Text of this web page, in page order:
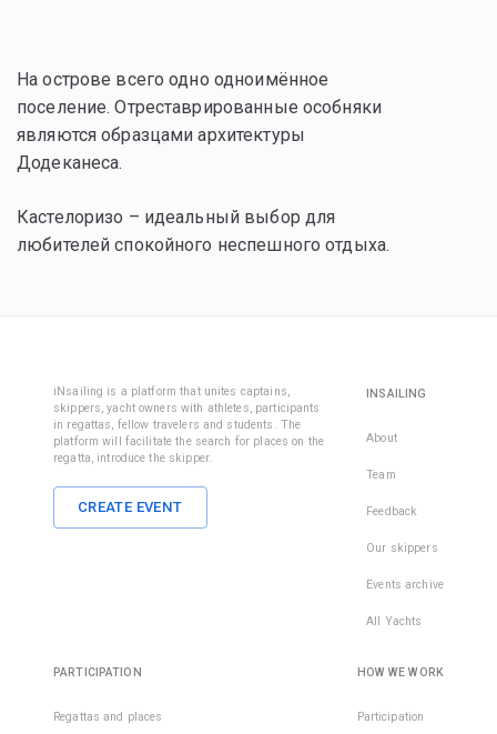
На острове всего одно одноимённое
поселение. Отреставрированные особняки
являются образцами архитектуры
Додеканеса.
Кастелоризо – идеальный выбор для
любителей спокойного неспешного отдыха.
iNsailing is a platform that unites captains,
skippers, yacht owners with athletes, participants
in regattas, fellow travelers and students. The
platform will facilitate the search for places on the
regatta, introduce the skipper.
CREATE EVENT
INSAILING
About
Team
Feedback
Our skippers
Events archive
All Yachts
PARTICIPATION
Regattas and places
HOW WE WORK
Participation